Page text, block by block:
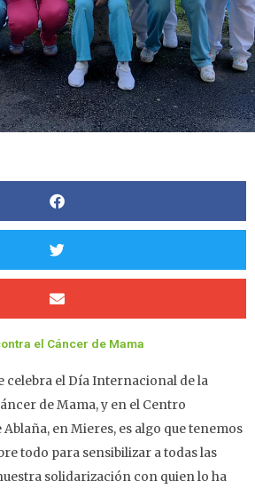
el Cáncer de Mama
celebra el Día Internacional de la
de Mama, y en el Centro
en Mieres, es algo que tenemos
todo para sensibilizar a todas las
solidarización con quien lo ha